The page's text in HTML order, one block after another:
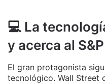
💻 La
y acerca al
El gran protagonista
tecnológico. Wall Street